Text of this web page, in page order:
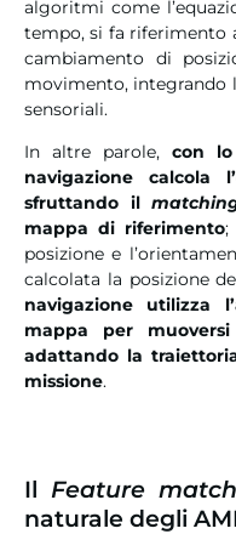
algoritmi come
tempo, si fa riferimento
cambiamento di
movimento, integrando
sensoriali.
In altre parole, con
navigazione calcola
sfruttando il
mappa di riferimento;
posizione e
calcolata la posizione
navigazione utilizza
mappa per muoversi
adattando la
missione.
Il Feature
naturale degli